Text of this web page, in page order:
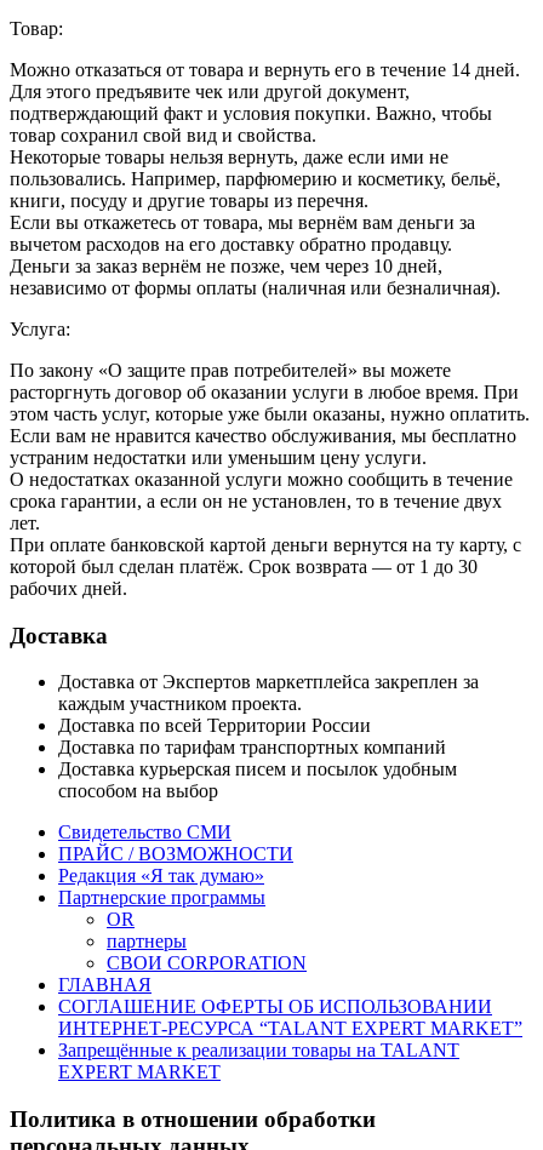
Товар:
Можно отказаться от товара и вернуть его в течение 14 дней.
Для этого предъявите чек или другой документ,
подтверждающий факт и условия покупки. Важно, чтобы
товар сохранил свой вид и свойства.
Некоторые товары нельзя вернуть, даже если ими не
пользовались. Например, парфюмерию и косметику, бельё,
книги, посуду и другие товары из перечня.
Если вы откажетесь от товара, мы вернём вам деньги за
вычетом расходов на его доставку обратно продавцу.
Деньги за заказ вернём не позже, чем через 10 дней,
независимо от формы оплаты (наличная или безналичная).
Услуга:
По закону «О защите прав потребителей» вы можете
расторгнуть договор об оказании услуги в любое время. При
этом часть услуг, которые уже были оказаны, нужно оплатить.
Если вам не нравится качество обслуживания, мы бесплатно
устраним недостатки или уменьшим цену услуги.
О недостатках оказанной услуги можно сообщить в течение
срока гарантии, а если он не установлен, то в течение двух
лет.
При оплате банковской картой деньги вернутся на ту карту, с
которой был сделан платёж. Срок возврата — от 1 до 30
рабочих дней.
Доставка
Доставка от Экспертов маркетплейса закреплен за
каждым участником проекта.
Доставка по всей Территории России
Доставка по тарифам транспортных компаний
Доставка курьерская писем и посылок удобным
способом на выбор
Свидетельство СМИ
ПРАЙС / ВОЗМОЖНОСТИ
Редакция «Я так думаю»
Партнерские программы
OR
партнеры
СВОИ CORPORATION
ГЛАВНАЯ
СОГЛАШЕНИЕ ОФЕРТЫ ОБ ИСПОЛЬЗОВАНИИ
ИНТЕРНЕТ-РЕСУРСА “TALANT EXPERT MARKET”
Запрещённые к реализации товары на TALANT
EXPERT MARKET
Политика в отношении обработки